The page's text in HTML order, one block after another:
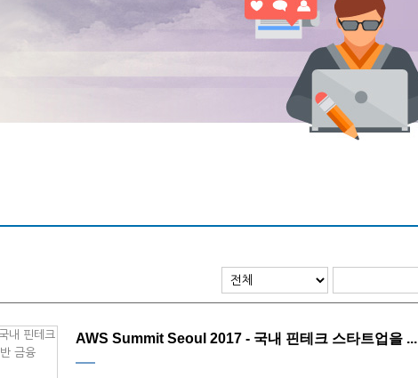
AWS Summit Seoul 2017 - 국내 핀테크 스타트업을 ...